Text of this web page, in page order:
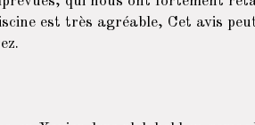
est très agréable, Cet avis